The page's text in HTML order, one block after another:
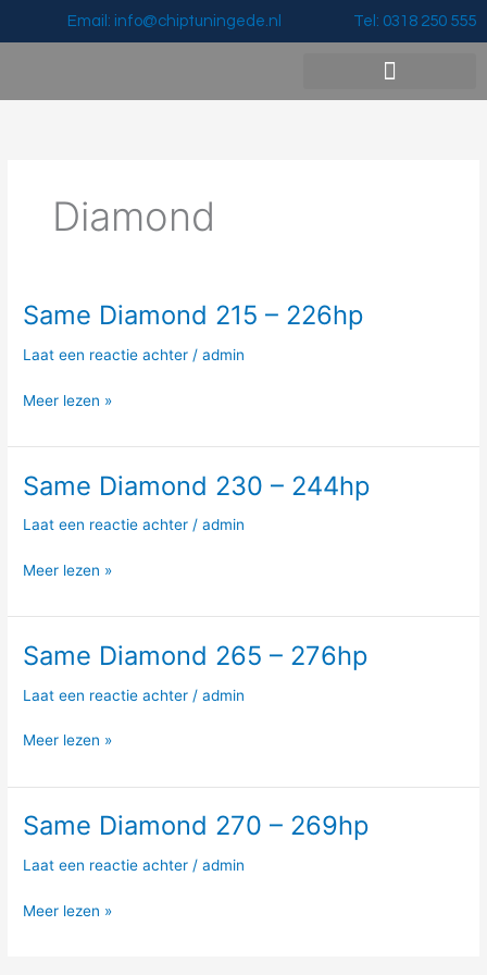
Email: info@chiptuningede.nl Tel: 0318 250 555
Diamond
Same Diamond 215 – 226hp
Laat een reactie achter /admin
Same
215
226hp
Meer lezen »
Same Diamond 230 – 244hp
Laat een reactie achter /admin
Same
230
244hp
Meer lezen »
Same Diamond 265 – 276hp
Laat een reactie achter /admin
Same
265
276hp
Meer lezen »
Same Diamond 270 – 269hp
Laat een reactie achter /admin
Same
270
269hp
Meer lezen »